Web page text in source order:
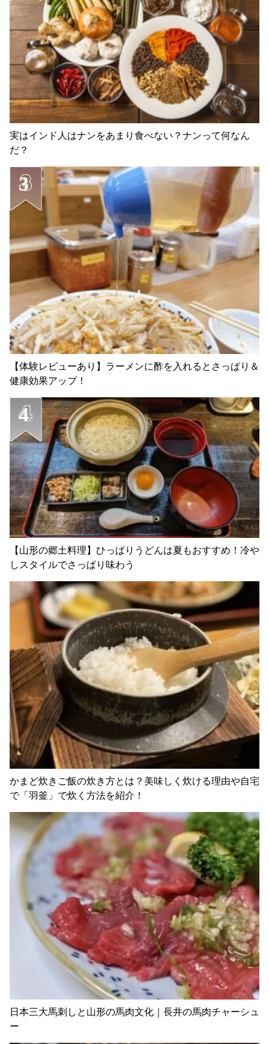
実はインド人はナンをあまり食べない？ナンって何なん
だ？
【体験レビューあり】ラーメンに酢を入れるとさっぱり＆
健康効果アップ！
【山形の郷土料理】ひっぱりうどんは夏もおすすめ！冷や
しスタイルでさっぱり味わう
かまど炊きご飯の炊き方とは？美味しく炊ける理由や自宅
で「羽釜」で炊く方法を紹介！
日本三大馬刺しと山形の馬肉文化｜長井の馬肉チャーシュ
ー